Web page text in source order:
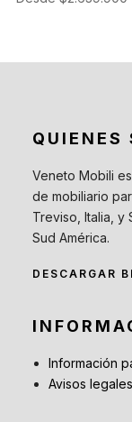
QUIENES
Veneto Mobili
de mobiliario
Treviso, Italia, y
Sud América.
DESCARGAR
Información
Avisos legales